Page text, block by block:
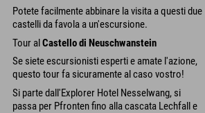
Potete facilmente abbinare la visita a questi due
castelli da favola a un'escursione.
Tour alCastello di Neuschwanstein
Se siete escursionisti esperti e amate l'azione,
questo tour fa sicuramente al caso vostro!
Si parte dall'Explorer Hotel Nesselwang, si
passa per Pfronten fino alla cascata Lechfall e